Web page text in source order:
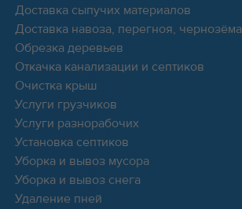
Доставка сыпучих материалов
Доставка навоза, перегноя, чернозёма
Обрезка деревьев
Откачка канализации и септиков
Очистка крыш
Услуги грузчиков
Услуги разнорабочих
Установка септиков
Уборка и вывоз мусора
Уборка и вывоз снега
Удаление пней